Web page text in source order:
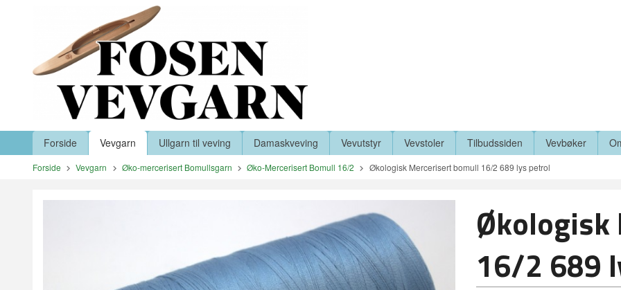
Produkter
Forside Vevgarn Ullgarn til veving Damaskveving Vevutstyr Vevstoler Tilbudssiden Vevbøker
Forside Vevgarn Øko-mercerisert Bomullsgarn Øko-Mercerisert Bomull 16/2 Økologisk Mercerisert bomull 16/2 689 lys petrol
Økologisk
16/2 689